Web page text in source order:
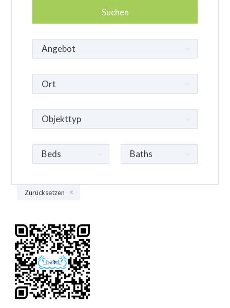
Zurücksetzen